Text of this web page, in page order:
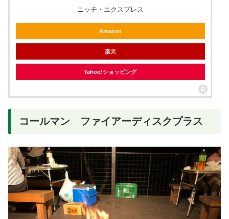
ニッチ・エクスプレス
Amazon
楽天
Yahoo!ショッピング
コールマン ファイアーディスクプラス